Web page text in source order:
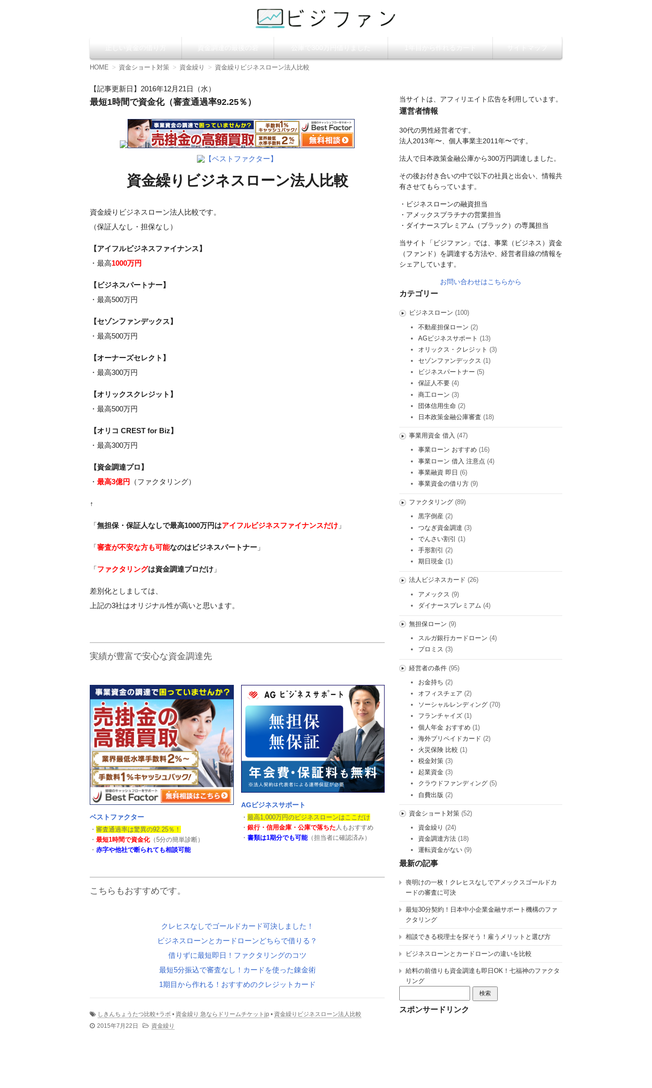
資金調達の方法【ビジファン】
ン
テ
ツ
へ
移
HOME 資金ショート対策 資金繰り 資金繰りビジネスローン法人比較
【記事更新日】2016年12月21日（水）
最短1時間で資金化（審査通過率92.25％）
【ベストファクター】
資金繰りビジネスローン法人比較
資金繰りビジネスローン法人比較です。
（保証人なし・担保なし）
【アイフルビジネスファイナンス】
・最高1000万円
【ビジネスパートナー】
・最高500万円
【セゾンファンデックス】
・最高500万円
【オーナーズセレクト】
・最高300万円
【オリックスクレジット】
・最高500万円
【オリコ CREST for Biz】
・最高300万円
【資金調達プロ】
・ 最高3億円 （ファクタリング）
↑
「無担保・保証人なしで最高1000万円はアイフルビジネスファイナンスだけ 」
「審査が不安な方も可能なのはビジネスパートナー 」
「ファクタリングは資金調達プロだけ 」
差別化としましては、
上記の3社はオリジナル性が高いと思います。
実績が豊富で安心な資金調達先
ベストファクター
・ 審査通過率は驚異の92.25％！
・ 最短1時間で資金化（5分の簡単診断）
・ 赤字や他社で断られても相談可能
AGビジネスサポート
・ 最高1,000万円のビジネスローンはここだけ
・ 銀行・信用金庫・公庫で落ちた 人もおすすめ
・ 書類は1期分でも可能 （担当者に確認済み）
こちらもおすすめです。
クレヒスなしでゴールドカード可決しました！
ビジネスローンとカードローンどちらで借りる？
借りずに最短即日！ファクタリングのコツ
最短5分振込で審査なし！カードを使った錬金術
1期目から作れる！おすすめのクレジットカード
しきんちょうたつ比較+ラボ • 資金繰り 急ならドリームチケットjp • 資金繰りビジネスローン法人比較
2015年7月22日
資金繰り
当サイトは、アフィリエイト広告を利用しています。
運営者情報
30代の男性経営者です。
法人2013年〜、個人事業主2011年〜です。
法人で日本政策金融公庫から300万円調達しました。
その後お付き合いの中で以下の社員と出会い、情報共
有させてもらっています。
・ビジネスローンの融資担当
・アメックスプラチナの営業担当
・ダイナースプレミアム（ブラック）の専属担当
当サイト「ビジファン」では、事業（ビジネス）資金
（ファンド）を調達する方法や、経営者目線の情報を
シェアしています。
お問い合わせはこちらから
カテゴリー
ビジネスローン (100)
不動産担保ローン (2)
AGビジネスサポート (13)
オリックス・クレジット (3)
セゾンファンデックス (1)
ビジネスパートナー (5)
保証人不要 (4)
商工ローン (3)
団体信用生命 (2)
日本政策金融公庫審査 (18)
事業用資金 借入 (47)
事業ローン おすすめ (16)
事業ローン 借入 注意点 (4)
事業融資 即日 (6)
事業資金の借り方 (9)
ファクタリング(89)
黒字倒産 (2)
つなぎ資金調達 (3)
でんさい割引 (1)
手形割引
(2)
期日現金 (1)
法人ビジネスカード (26)
アメックス (9)
ダイナースプレミアム (4)
無担保ローン (9)
スルガ銀行カードローン (4)
プロミス (3)
経営者の条件(95)
お金持ち (2)
オフィスチェア (2)
ソーシャルレンディング (70)
フランチャイズ (1)
個人年金 おすすめ (1)
海外プリペイドカード (2)
火災保険 比較 (1)
税金対策 (3)
起業資金 (3)
クラウドファンディング (5)
自費出版 (2)
資金ショート対策(52)
資金繰り (24)
資金調達方法 (18)
運転資金がない (9)
最新の記事
喪明けの一枚！クレヒスなしでアメックスゴールドカ
ードの審査に可決
最短30分契約！日本中小企業金融サポート機構のファ
クタリング
相談できる税理士を探そう！雇うメリットと選び方
ビジネスローンとカードローンの違いを比較
給料の前借りも資金調達も即日OK！七福神のファクタ
リング
索:
スポンサードリンク